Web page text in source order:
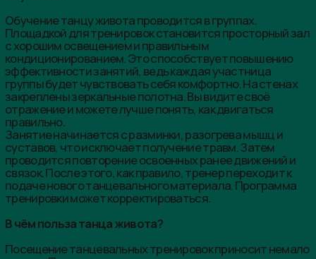
красивых выразительных изгибов;
укрепление мышц спины и улучшение осанки, что
обусловлено выполнением особых элементов,
свойственных арабским танцам;
улучшение кровообращения в органах малого таза,
это позволяет избавиться от ряда женских проблем
в виде сбоев цикла, развития спаечных процессов;
повышение настроения и стабилизация
эмоционального состояния за счёт танцевального
фитнеса и приятного общения с другими
участницами группы.
Хотите, чтобы движения стали плавными, походка −
лёгкой, фигура − точёной? Записывайтесь на обучение
танцу живота в СПб в «Гуси-Лебеди».
Запишись на пробную
тренировку прямо сейчас